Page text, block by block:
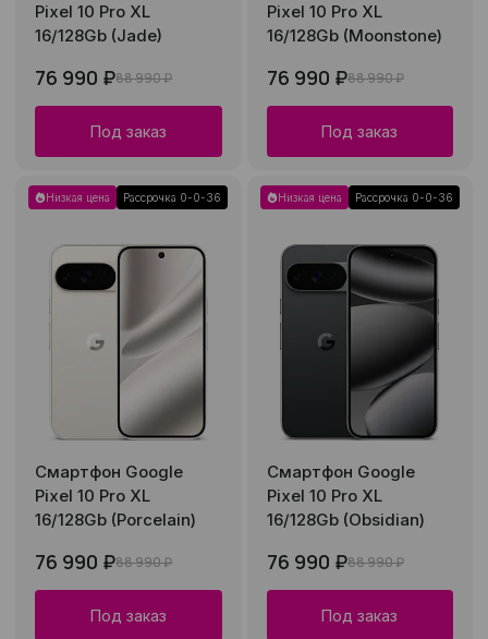
Pixel 10 Pro XL
16/128Gb (Jade)
76 990 ₽88 990 ₽
Под заказ
Pixel 10 Pro XL
16/128Gb (Moonstone)
76 990 ₽88 990 ₽
Под заказ
Низкая цена Рассрочка 0-0-36
Смартфон Google
Pixel 10 Pro XL
16/128Gb (Porcelain)
76 990 ₽88 990 ₽
Под заказ
Низкая цена Рассрочка 0-0-36
Смартфон Google
Pixel 10 Pro XL
16/128Gb (Obsidian)
76 990 ₽88 990 ₽
Под заказ